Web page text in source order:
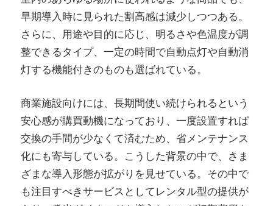
早期導入時に見られた割高感は減少しつつある。
さらに、用途や目的に応じ、明るさや色温度が調
整できるタイプ、一定の時間で自動点灯や自動消
灯する機能付きのものも選ばれている。
商業施設向けには、長期間使い続けられるという
安心感が購買動機になっており、一度設置すれば
交換の手間が少なくて済むため、省メンテナンス
化にも寄与している。こうした背景の中で、さま
ざまな導入形態が拡がりを見せている。その中で
も注目すべきサービスとしてレンタル型の提供が